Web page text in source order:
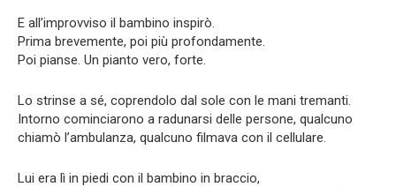
E all’improvviso il bambino inspirò.
Prima brevemente, poi più profondamente.
Poi pianse. Un pianto vero, forte.
Lo strinse a sé, coprendolo dal sole con le mani tremanti.
Intorno cominciarono a radunarsi delle persone, qualcuno
chiamò l’ambulanza, qualcuno filmava con il cellulare.
Lui era lì in piedi con il bambino in braccio,